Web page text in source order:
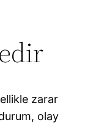
zarar
olay